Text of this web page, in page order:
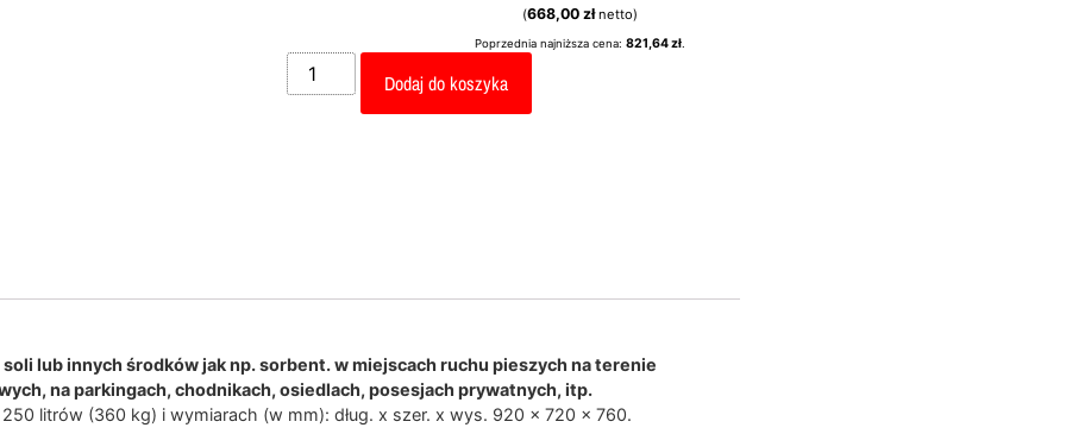
(668,00 złnetto)
Poprzednia najniższa cena: 821,64zł.
Dodaj do koszyka
lub innych środków jak np. sorbent. w miejscach ruchu pieszych na terenie
na parkingach, chodnikach, osiedlach, posesjach prywatnych, itp.
litrów (360 kg) i wymiarach (w mm): dług. x szer. x wys. 920 x 720 x 760.